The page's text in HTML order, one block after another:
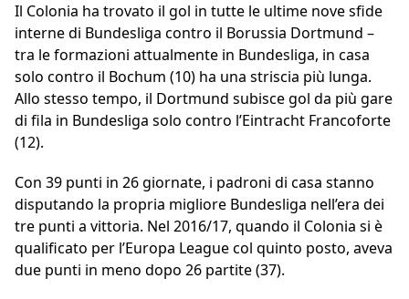
Il Colonia ha trovato il gol in tutte le ultime nove sfide
interne di Bundesliga contro il Borussia Dortmund –
tra le formazioni attualmente in Bundesliga, in casa
solo contro il Bochum (10) ha una striscia più lunga.
Allo stesso tempo, il Dortmund subisce gol da più gare
di fila in Bundesliga solo contro l’Eintracht Francoforte
(12).
Con 39 punti in 26 giornate, i padroni di casa stanno
disputando la propria migliore Bundesliga nell’era dei
tre punti a vittoria. Nel 2016/17, quando il Colonia si è
qualificato per l’Europa League col quinto posto, aveva
due punti in meno dopo 26 partite (37).